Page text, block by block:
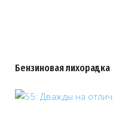
Бензиновая лихорадка